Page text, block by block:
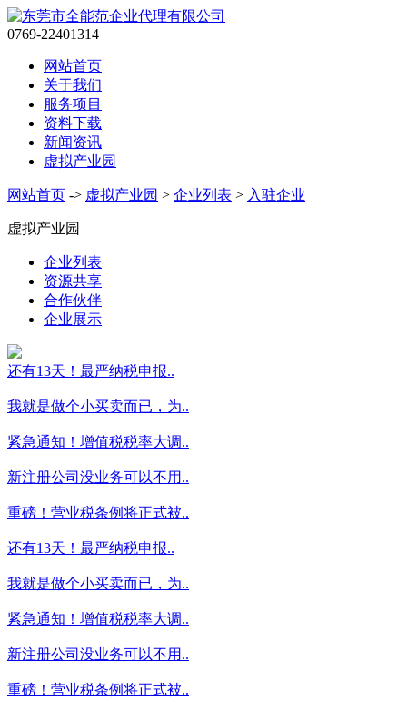
0769-22401314
网站首页
关于我们
服务项目
资料下载
新闻资讯
虚拟产业园
网站首页 -> 虚拟产业园 > 企业列表 > 入驻企业
虚拟产业园
企业列表
资源共享
合作伙伴
企业展示
还有13天！最严纳税申报..
我就是做个小买卖而已，为..
紧急通知！增值税税率大调..
新注册公司没业务可以不用..
重磅！营业税条例将正式被..
还有13天！最严纳税申报..
我就是做个小买卖而已，为..
紧急通知！增值税税率大调..
新注册公司没业务可以不用..
重磅！营业税条例将正式被..